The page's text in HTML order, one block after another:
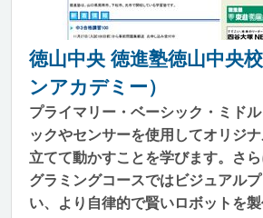
徳山中央 徳進塾徳山中央
ンアカデミー）
プライマリー・ベーシック・ミド
ックやセンサーを使用してオリジ
立てて動かすことを学びます。さ
グラミングコースではビジュアル
い、より自律的で賢いロボットを製